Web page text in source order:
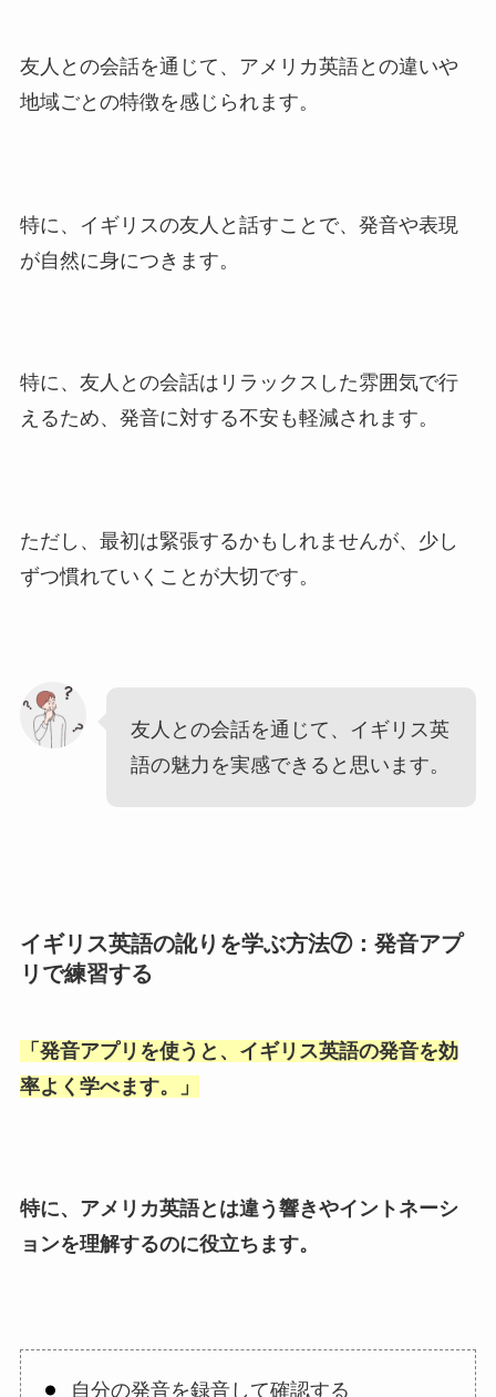
友人との会話を通じて、アメリカ英語との違いや
地域ごとの特徴を感じられます。
特に、イギリスの友人と話すことで、発音や表現
が自然に身につきます。
特に、友人との会話はリラックスした雰囲気で行
えるため、発音に対する不安も軽減されます。
ただし、最初は緊張するかもしれませんが、少し
ずつ慣れていくことが大切です。
友人との会話を通じて、イギリス英
語の魅力を実感できると思います。
イギリス英語の訛りを学ぶ方法⑦：発音アプ
リで練習する
「 発音アプリを使うと、イギリス英語の発音を効
率よく学べます。
」
特に、アメリカ英語とは違う響きやイントネーシ
ョンを理解するのに役立ちます。
自分の発音を録音して確認する